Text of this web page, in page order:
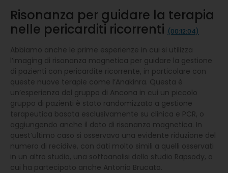
Risonanza per guidare la terapia
nelle pericarditi ricorrenti (00:12:04)
Abbiamo anche le prime esperienze in cui si utilizza
l’imaging di risonanza magnetica per guidare la gestione
di pazienti con pericardite ricorrente, in particolare con
queste nuove terapie come l’Anakinra. Questa è
un’esperienza del gruppo di Ancona in cui un piccolo
gruppo di pazienti è stato randomizzato a gestione
terapeutica basata esclusivamente su clinica e PCR, o
aggiungendo anche il dato di risonanza magnetica. In
quest’ultimo caso si osservava una evidente riduzione del
numero di recidive, con dati molto simili a quelli osservati
in un altro studio, una sottoanalisi dello studio Rapsody, a
cui ha partecipato anche Antonio Brucato.